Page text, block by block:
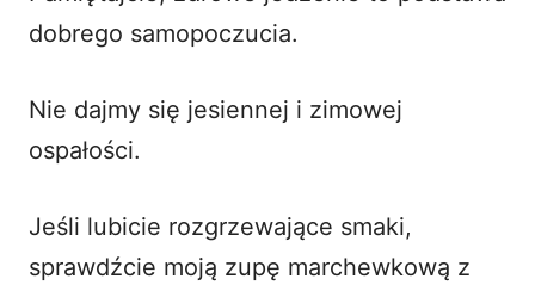
dobrego samopoczucia.
Nie dajmy się jesiennej i zimowej
ospałości.
Jeśli lubicie rozgrzewające smaki,
sprawdźcie moją zupę marchewkową z